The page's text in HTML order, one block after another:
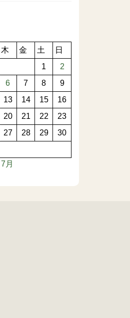
木 金 土
日
1
2
6 7 8
9
13 14 15
16
20 21 22
23
27 28 29
30
月